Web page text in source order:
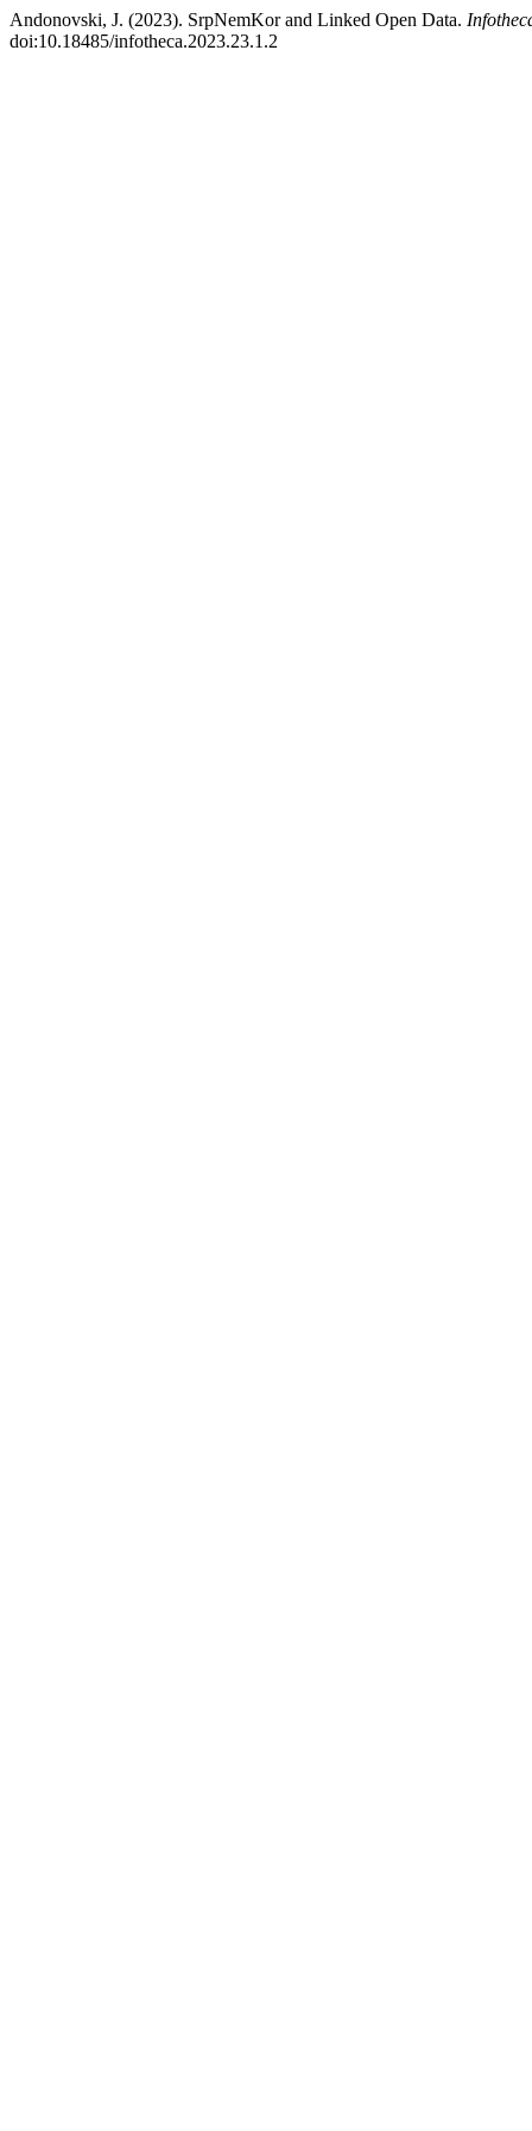
Andonovski, J. (2023). SrpNemKor and Linked Open Data.
doi:10.18485/infotheca.2023.23.1.2